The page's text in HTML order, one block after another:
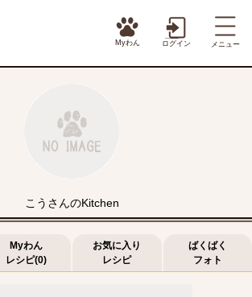
Myわん ログイン メニュー
こうさんのKitchen
Myわん
レシピ(0)
お気に入り
レシピ
ばくばく
フォト